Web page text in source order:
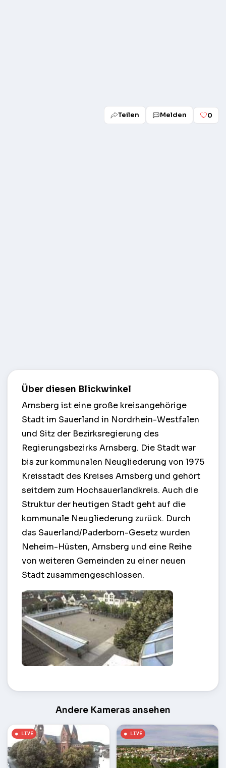
Teilen Melden 0
Über diesen Blickwinkel
Arnsberg ist eine große kreisangehörige
Stadt im Sauerland in Nordrhein-Westfalen
und Sitz der Bezirksregierung des
Regierungsbezirks Arnsberg. Die Stadt war
bis zur kommunalen Neugliederung von 1975
Kreisstadt des Kreises Arnsberg und gehört
seitdem zum Hochsauerlandkreis. Auch die
Struktur der heutigen Stadt geht auf die
kommunale Neugliederung zurück. Durch
das Sauerland/Paderborn-Gesetz wurden
Neheim-Hüsten, Arnsberg und eine Reihe
von weiteren Gemeinden zu einer neuen
Stadt zusammengeschlossen.
Andere Kameras ansehen